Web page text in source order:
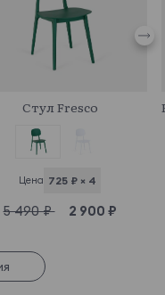
Стул Fresco
Цена 725 ₽ × 4
5 490 ₽ 2 900 ₽